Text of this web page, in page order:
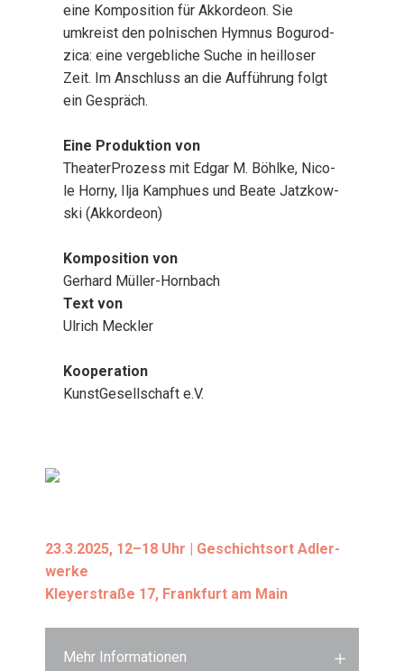
eine Kom­po­si­ti­on für Akkor­de­on. Sie
umkreist den pol­ni­schen Hym­nus Bogu­rod­
zi­ca: eine ver­geb­li­che Suche in heil­lo­ser
Zeit. Im Anschluss an die Auf­füh­rung folgt
ein Gespräch.
Eine Pro­duk­ti­on von
Thea­ter­Pro­zess mit Edgar M. Böhl­ke, Nico­
le Hor­ny, Ilja Kam­phues und Bea­te Jatz­kow­
ski (Akkor­de­on)
Kom­po­si­ti­on von
Ger­hard Mül­ler-Horn­bach
Text von
Ulrich Meck­ler
Koope­ra­ti­on
Kunst­Ge­sell­schaft e.V.
23.3.2025, 12–18 Uhr | Geschichts­ort Adler­
wer­ke
Kley­er­stra­ße 17, Frank­furt am Main
Mehr Informationen